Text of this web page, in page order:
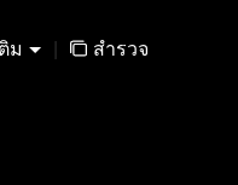
ม | สำรวจ